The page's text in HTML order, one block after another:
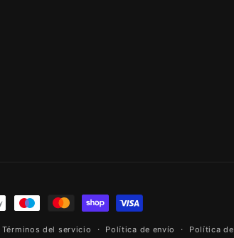
Términos del servicio Política de envío Política